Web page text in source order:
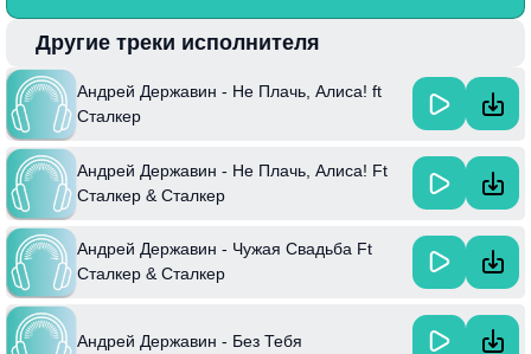
теплота и melancholia, создавая атмосферу ностальгии.
Андрей Державин, известный российский музыкант и композитор,
написал эту песню в начале 90-х годов, что сделало её одной из
популярных мелодий того времени.
Другие треки исполнителя
Андрей Державин - Не Плачь, Алиса! ft
Сталкер
Андрей Державин - Не Плачь, Алиса! Ft
Сталкер & Сталкер
Андрей Державин - Чужая Свадьба Ft
Сталкер & Сталкер
Андрей Державин - Без Тебя